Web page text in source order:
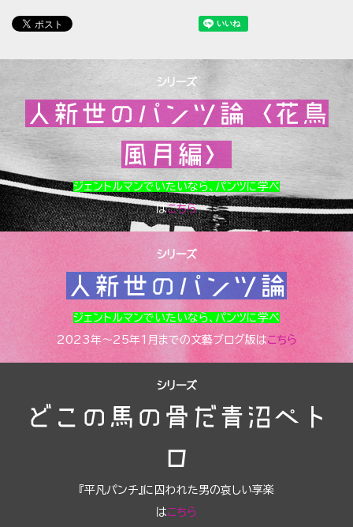
シリーズ
人新世のパンツ論〈花鳥
風月編〉
ジェントルマンでいたいなら、パンツに学べ
はこちら
シリーズ
人新世のパンツ論
ジェントルマンでいたいなら、パンツに学べ
2023年～25年1月までの文藝ブログ版はこちら
シリーズ
どこの馬の骨だ青沼ペト
ロ
『平凡パンチ』に囚われた男の哀しい享楽
はこちら